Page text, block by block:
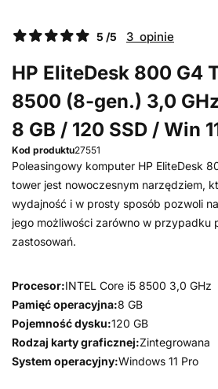
5 /5 3 opinie
HP EliteDesk 800 G4
8500 (8-gen.) 3,0
8 GB / 120 SSD / Win
Kod produktu27551
Poleasingowy komputer HP EliteDesk
tower jest nowoczesnym narzędziem,
wydajność i w prosty sposób pozwoli
jego możliwości zarówno w przypadku
zastosowań.
Procesor:INTEL Core i5 8500 3,0 GHz
Pamięć operacyjna:8 GB
Pojemność dysku:120 GB
Rodzaj karty graficznej:Zintegrowana
System operacyjny:Windows 11 Pro